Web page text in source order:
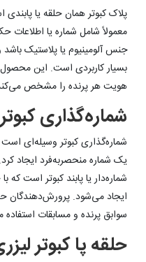
پلاک کبوتر همان حلقه یا
معمولاً شامل شماره یا
جنس آلومینیوم یا پلاستیک
بسیار کاربردی است. این محصول
هویت هر پرنده را مشخص
شماره‌گذاری کبوتر
شماره‌گذاری کبوتر وسیله‌ای
یک شماره منحصربه‌فرد ایجاد
شماره‌دار یا پابند کبوتر است
ایجاد می‌شود. پرورش‌دهندگان
سوابق پرنده و مسابقات استفاده
حلقه پا کبوتر